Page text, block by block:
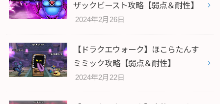
ザックビースト攻略【弱点＆耐性】
2024年2月26日
【ドラクエウォーク】ほこらたんす
ミミック攻略【弱点＆耐性】
2024年2月22日